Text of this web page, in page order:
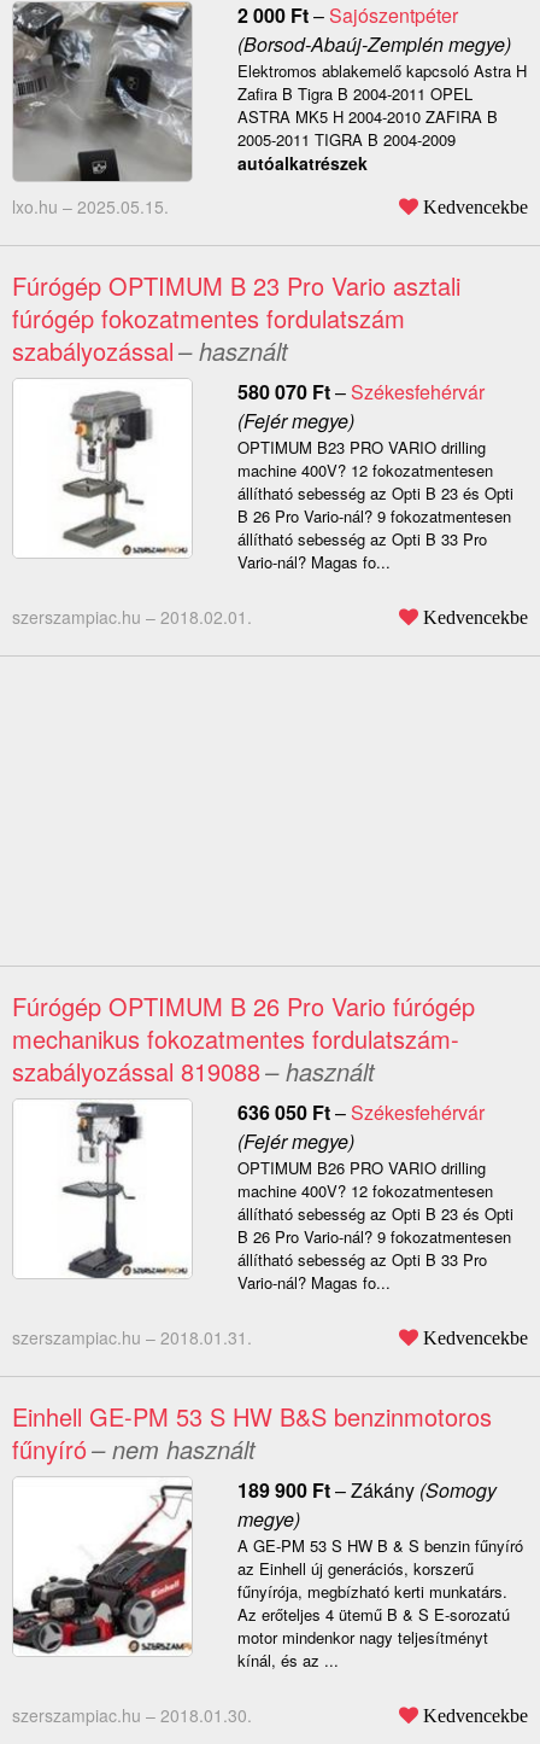
2 000 Ft–Sajószentpéter
(Borsod-Abaúj-Zemplén megye)
Elektromos ablakemelő kapcsoló Astra H
Zafira B Tigra B 2004-2011 OPEL
ASTRA MK5 H 2004-2010 ZAFIRA B
2005-2011 TIGRA B 2004-2009
autóalkatrészek
lxo.hu – 2025.05.15. Kedvencekbe
Fúrógép OPTIMUM B 23 Pro Vario asztali
fúrógép fokozatmentes fordulatszám
szabályozással– használt
580 070 Ft–Székesfehérvár
(Fejér megye)
OPTIMUM B23 PRO VARIO drilling
machine 400V? 12 fokozatmentesen
állítható sebesség az Opti B 23 és Opti
B 26 Pro Vario-nál? 9 fokozatmentesen
állítható sebesség az Opti B 33 Pro
Vario-nál? Magas fo...
szerszampiac.hu – 2018.02.01. Kedvencekbe
Fúrógép OPTIMUM B 26 Pro Vario fúrógép
mechanikus fokozatmentes fordulatszám-
szabályozással 819088– használt
636 050 Ft–Székesfehérvár
(Fejér megye)
OPTIMUM B26 PRO VARIO drilling
machine 400V? 12 fokozatmentesen
állítható sebesség az Opti B 23 és Opti
B 26 Pro Vario-nál? 9 fokozatmentesen
állítható sebesség az Opti B 33 Pro
Vario-nál? Magas fo...
szerszampiac.hu – 2018.01.31. Kedvencekbe
Einhell GE-PM 53 S HW B&S benzinmotoros
fűnyíró– nem használt
189 900 Ft–Zákány(Somogy
megye)
A GE-PM 53 S HW B & S benzin fűnyíró
az Einhell új generációs, korszerű
fűnyírója, megbízható kerti munkatárs.
Az erőteljes 4 ütemű B & S E-sorozatú
motor mindenkor nagy teljesítményt
kínál, és az ...
szerszampiac.hu – 2018.01.30. Kedvencekbe